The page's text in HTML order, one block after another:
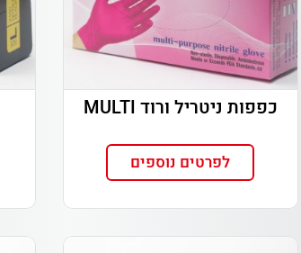
כפפות ניטריל ורוד MULTI
לפרטים נוספים